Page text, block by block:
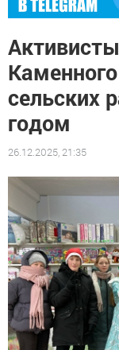
сельских
годом
26.12.2025, 21:35